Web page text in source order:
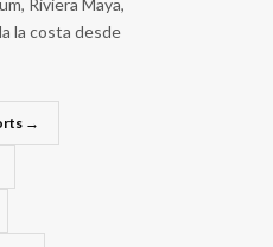
la costa desde
→